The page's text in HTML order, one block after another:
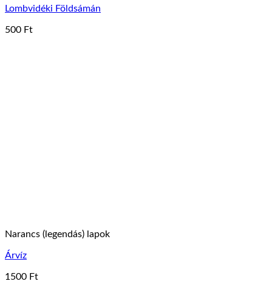
Lombvidéki Földsámán
500 Ft
Narancs (legendás) lapok
Árvíz
1500 Ft